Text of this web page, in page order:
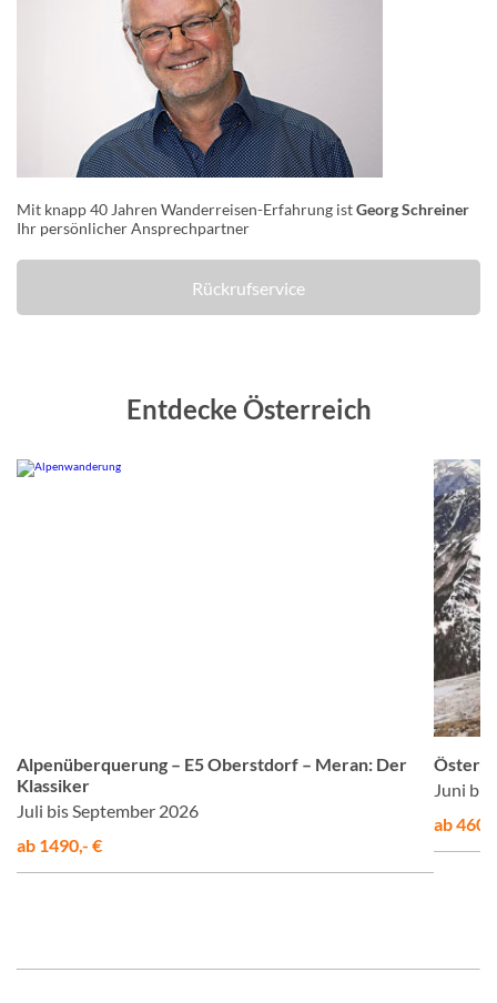
Mit knapp 40 Jahren Wanderreisen-Erfahrung istGeorg Schreiner
Ihr persönlicher Ansprechpartner
Rückrufservice
Entdecke Österreich
Alpenüberquerung – E5 Oberstdorf – Meran: Der
Klassiker
Juli bis September 2026
ab 1490,- €
Juni
ab